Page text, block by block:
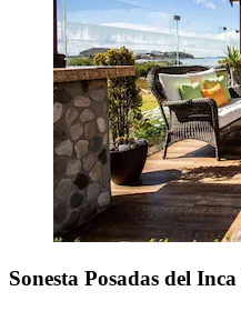
Sonesta Posadas del